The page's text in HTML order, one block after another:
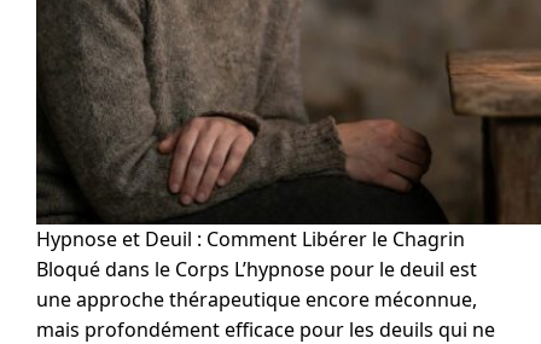
Hypnose et Deuil : Comment Libérer le Chagrin
Bloqué dans le Corps L’hypnose pour le deuil est
une approche thérapeutique encore méconnue,
mais profondément efficace pour les deuils qui ne